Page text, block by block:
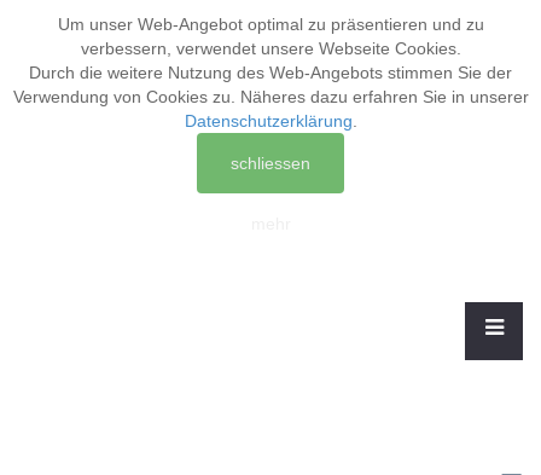
Um unser Web-Angebot optimal zu präsentieren und zu
verbessern, verwendet unsere Webseite Cookies.
Durch die weitere Nutzung des Web-Angebots stimmen Sie der
Verwendung von Cookies zu. Näheres dazu erfahren Sie in unserer
Datenschutzerklärung
schliessen